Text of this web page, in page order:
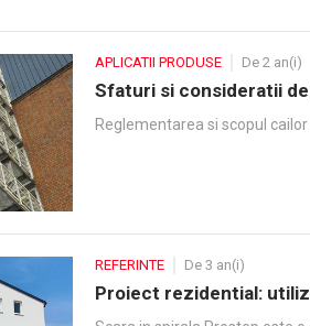
APLICATII PRODUSE De 2 an(i)
Sfaturi si consideratii
Reglementarea si scopul
REFERINTE De 3 an(i)
Proiect rezidential: